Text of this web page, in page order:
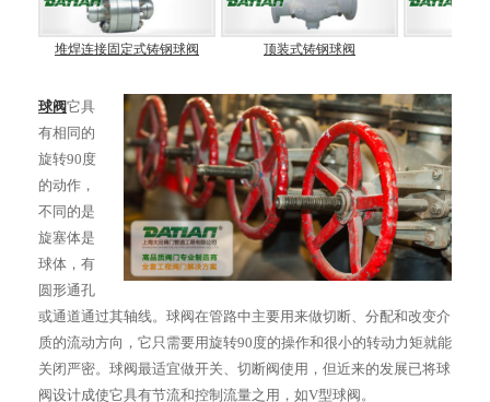
堆焊连接固定式铸钢球阀 顶装式铸钢球阀
球阀它具
有相同的
旋转90度
的动作，
不同的是
旋塞体是
球体，有
圆形通孔
或通道通过其轴线。球阀在管路中主要用来做切断、分配和改变介
质的流动方向，它只需要用旋转90度的操作和很小的转动力矩就能
关闭严密。球阀最适宜做开关、切断阀使用，但近来的发展已将球
阀设计成使它具有节流和控制流量之用，如V型球阀。